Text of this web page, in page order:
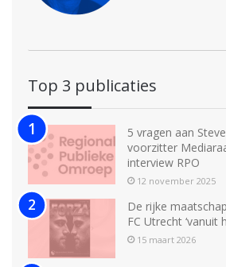
Top 3 publicaties
5 vragen aan
voorzitter
interview RPO
12 november 2025
De rijke
FC Utrecht ‘vanuit
15 maart 2026